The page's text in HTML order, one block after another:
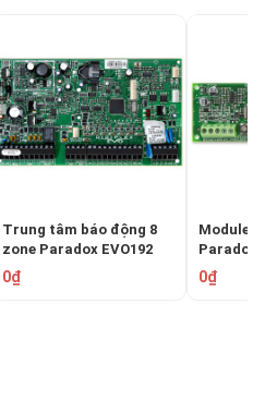
Trung tâm báo động 8
zone Paradox EVO192
0₫
Module
Paradox
0₫